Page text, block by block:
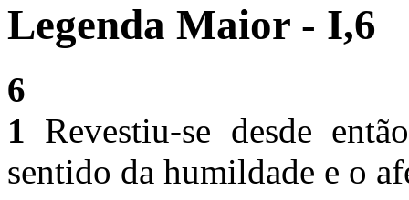
Legenda Maior - I,6
6
1 Revestiu-se desde
sentido da humildade e o